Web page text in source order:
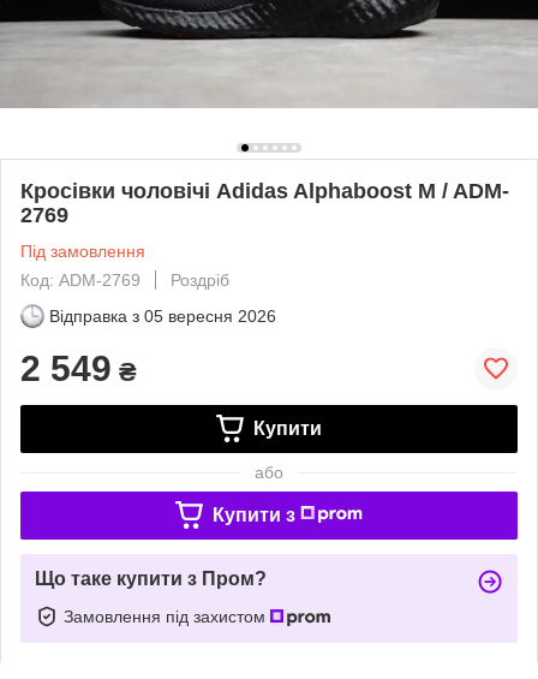
Кросівки чоловічі Adidas Alphaboost M / ADM-
2769
Під замовлення
Код: ADM-2769
Роздріб
Відправка з 05 вересня 2026
2 549 ₴
Купити
або
Купити з
Що таке купити з Пром?
Замовлення під захистом